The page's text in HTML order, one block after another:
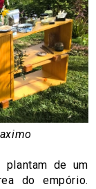
plantam de um
do empório.